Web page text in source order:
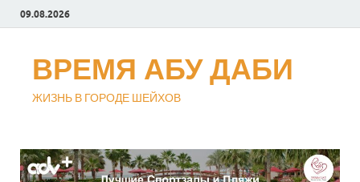
09.08.2026
ВРЕМЯ АБУ ДАБИ
ЖИЗНЬ В ГОРОДЕ ШЕЙХОВ